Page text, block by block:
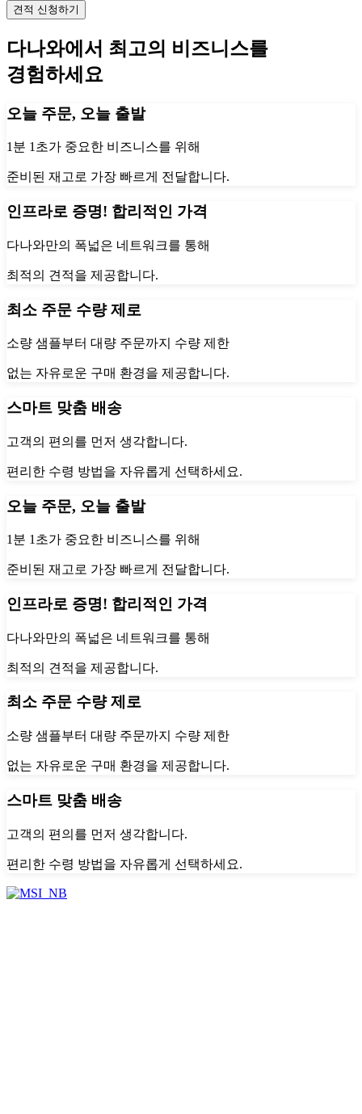
견적 신청하기
다나와에서 최고의 비즈니스를
경험하세요
오늘 주문, 오늘 출발
1분 1초가 중요한 비즈니스를 위해
준비된 재고로 가장 빠르게 전달합니다.
인프라로 증명! 합리적인 가격
다나와만의 폭넓은 네트워크를 통해
최적의 견적을 제공합니다.
최소 주문 수량 제로
소량 샘플부터 대량 주문까지 수량 제한
없는 자유로운 구매 환경을 제공합니다.
스마트 맞춤 배송
고객의 편의를 먼저 생각합니다.
편리한 수령 방법을 자유롭게 선택하세요.
오늘 주문, 오늘 출발
1분 1초가 중요한 비즈니스를 위해
준비된 재고로 가장 빠르게 전달합니다.
인프라로 증명! 합리적인 가격
다나와만의 폭넓은 네트워크를 통해
최적의 견적을 제공합니다.
최소 주문 수량 제로
소량 샘플부터 대량 주문까지 수량 제한
없는 자유로운 구매 환경을 제공합니다.
스마트 맞춤 배송
고객의 편의를 먼저 생각합니다.
편리한 수령 방법을 자유롭게 선택하세요.